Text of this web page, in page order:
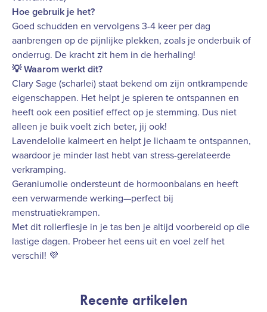
Hoe gebruik je het?
Goed schudden en vervolgens 3-4 keer per dag
aanbrengen op de pijnlijke plekken, zoals je onderbuik of
onderrug. De kracht zit hem in de herhaling!
💡 Waarom werkt dit?
Clary Sage (scharlei) staat bekend om zijn ontkrampende
eigenschappen. Het helpt je spieren te ontspannen en
heeft ook een positief effect op je stemming. Dus niet
alleen je buik voelt zich beter, jij ook!
Lavendelolie kalmeert en helpt je lichaam te ontspannen,
waardoor je minder last hebt van stress-gerelateerde
verkramping.
Geraniumolie ondersteunt de hormoonbalans en heeft
een verwarmende werking—perfect bij
menstruatiekrampen.
Met dit rollerflesje in je tas ben je altijd voorbereid op die
lastige dagen. Probeer het eens uit en voel zelf het
verschil! 💜
Recente artikelen